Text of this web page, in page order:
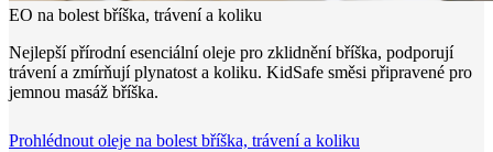
EO na bolest bříška, trávení a koliku
Nejlepší přírodní esenciální oleje pro zklidnění bříška, podporují
trávení a zmírňují plynatost a koliku. KidSafe směsi připravené pro
jemnou masáž bříška.
Prohlédnout oleje na bolest bříška, trávení a koliku